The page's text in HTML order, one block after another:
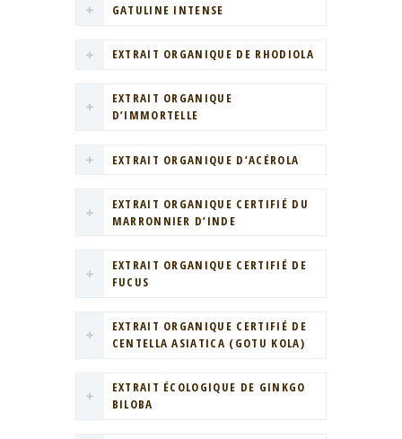
GATULINE INTENSE
EXTRAIT ORGANIQUE DE RHODIOLA
EXTRAIT ORGANIQUE
D’IMMORTELLE
EXTRAIT ORGANIQUE D’ACÉROLA
EXTRAIT ORGANIQUE CERTIFIÉ DU
MARRONNIER D’INDE
EXTRAIT ORGANIQUE CERTIFIÉ DE
FUCUS
EXTRAIT ORGANIQUE CERTIFIÉ DE
CENTELLA ASIATICA (GOTU KOLA)
EXTRAIT ÉCOLOGIQUE DE GINKGO
BILOBA